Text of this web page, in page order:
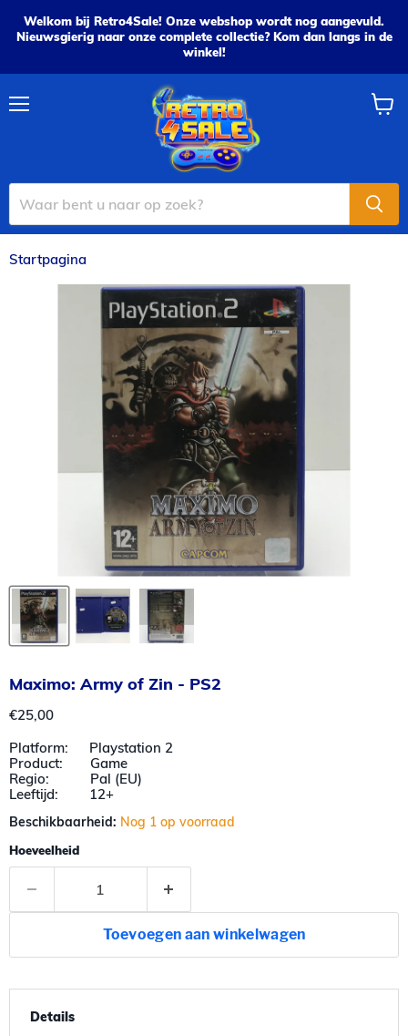
Welkom bij Retro4Sale! Onze webshop wordt nog aangevuld.
Nieuwsgierig naar onze complete collectie? Kom dan langs in de
winkel!
Startpagina
Maximo: Army of Zin - PS2
Huidige prijs
€25,00
Platform: Playstation 2
Product: Game
Regio: Pal (EU)
Leeftijd: 12+
Beschikbaarheid: Nog 1 op voorraad
Hoeveelheid
Toevoegen aan winkelwagen
Details